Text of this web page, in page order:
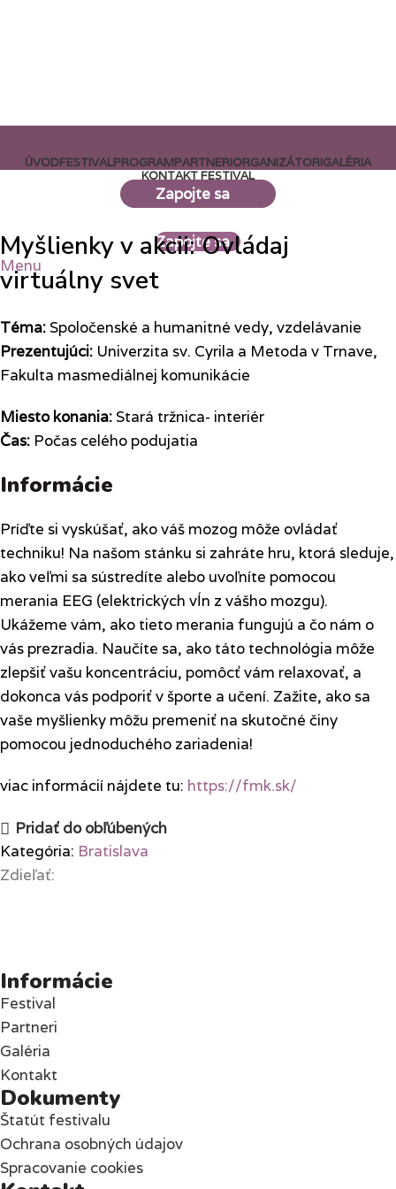
ÚVODFESTIVALPROGRAMPARTNERIORGANIZÁTORIGALÉRIA
KONTAKTFESTIVAL
Zapojte sa
Zapojte sa
Menu
Myšlienky v akcii: Ovládaj
virtuálny svet
Téma: Spoločenské a humanitné vedy, vzdelávanie
Prezentujúci: Univerzita sv. Cyrila a Metoda v Trnave,
Fakulta masmediálnej komunikácie
Miesto konania: Stará tržnica- interiér
Čas: Počas celého podujatia
Informácie
Príďte si vyskúšať, ako váš mozog môže ovládať
techniku! Na našom stánku si zahráte hru, ktorá sleduje,
ako veľmi sa sústredíte alebo uvoľníte pomocou
merania EEG (elektrických vĺn z vášho mozgu).
Ukážeme vám, ako tieto merania fungujú a čo nám o
vás prezradia. Naučíte sa, ako táto technológia môže
zlepšiť vašu koncentráciu, pomôcť vám relaxovať, a
dokonca vás podporiť v športe a učení. Zažite, ako sa
vaše myšlienky môžu premeniť na skutočné činy
pomocou jednoduchého zariadenia!
viac informácií nájdete tu: https://fmk.sk/
Pridať do obľúbených
Kategória: Bratislava
Zdieľať:
Informácie
Festival
Partneri
Galéria
Kontakt
Dokumenty
Štatút festivalu
Ochrana osobných údajov
Spracovanie cookies